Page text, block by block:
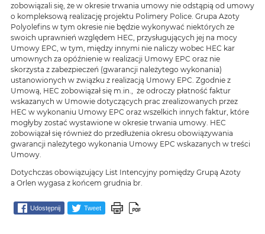
zobowiązali się, że w okresie trwania umowy nie odstąpią od umowy
o kompleksową realizację projektu Polimery Police. Grupa Azoty
Polyolefins w tym okresie nie będzie wykonywać niektórych ze
swoich uprawnień względem HEC, przysługujących jej na mocy
Umowy EPC, w tym, między innymi nie naliczy wobec HEC kar
umownych za opóźnienie w realizacji Umowy EPC oraz nie
skorzysta z zabezpieczeń (gwarancji należytego wykonania)
ustanowionych w związku z realizacją Umowy EPC. Zgodnie z
Umową, HEC zobowiązał się m.in., że odroczy płatność faktur
wskazanych w Umowie dotyczących prac zrealizowanych przez
HEC w wykonaniu Umowy EPC oraz wszelkich innych faktur, które
mogłyby zostać wystawione w okresie trwania umowy. HEC
zobowiązał się również do przedłużenia okresu obowiązywania
gwarancji należytego wykonania Umowy EPC wskazanych w treści
Umowy.
Dotychczas obowiązujący List Intencyjny pomiędzy Grupą Azoty
a Orlen wygasa z końcem grudnia br.
Udostępnij Tweet